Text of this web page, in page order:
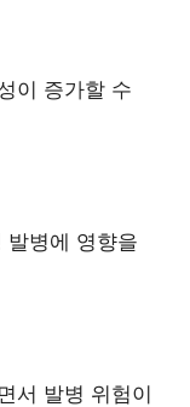
이 증가할 수
발병에 영향을
서 발병 위험이